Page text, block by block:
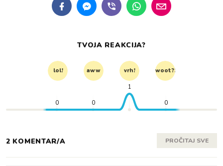
TVOJA REAKCIJA?
lol! aww vrh! woot?!
0 0
1
0
2 KOMENTAR/A PROČITAJ SVE